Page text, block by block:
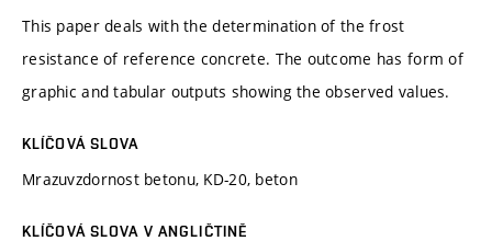
This paper deals with the determination of the frost
resistance of reference concrete. The outcome has form of
graphic and tabular outputs showing the observed values.
KLÍČOVÁ SLOVA
Mrazuvzdornost betonu, KD-20, beton
KLÍČOVÁ SLOVA V ANGLIČTINĚ